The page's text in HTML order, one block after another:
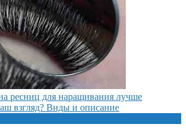
ресниц для наращивания лучше
взгляд? Виды и описание